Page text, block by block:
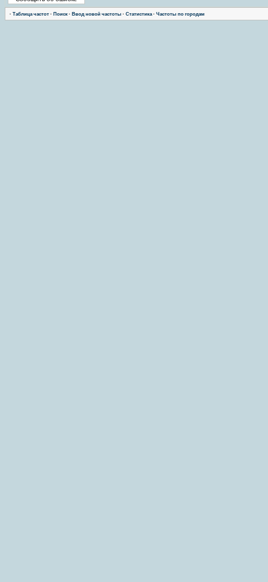
· Таблица частот · Поиск · Ввод новой частоты · Статистика· Частоты по городам